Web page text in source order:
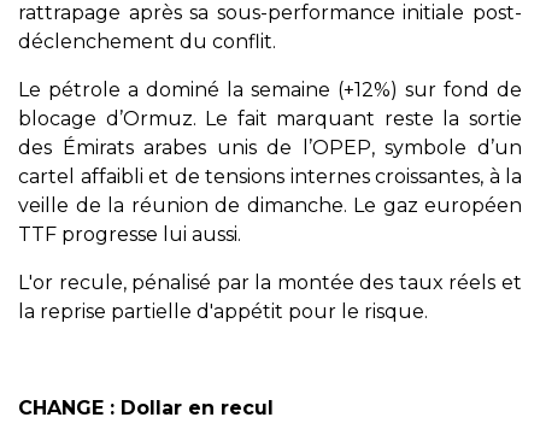
rattrapage après sa sous-performance initiale post-
déclenchement du conflit.
Le pétrole a dominé la semaine (+12%) sur fond de
blocage d’Ormuz. Le fait marquant reste la sortie
des Émirats arabes unis de l’OPEP, symbole d’un
cartel affaibli et de tensions internes croissantes, à la
veille de la réunion de dimanche. Le gaz européen
TTF progresse lui aussi.
L'or recule, pénalisé par la montée des taux réels et
la reprise partielle d'appétit pour le risque.
CHANGE : Dollar en recul